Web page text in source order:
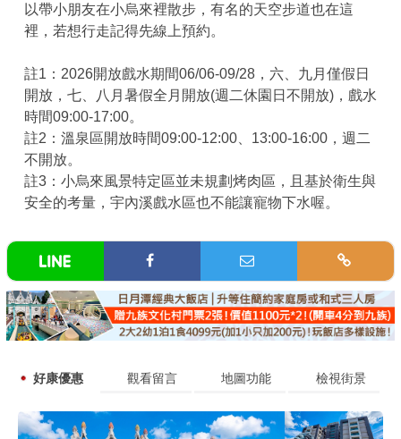
以帶小朋友在小烏來裡散步，有名的天空步道也在這
裡，若想行走記得先線上預約。
註1：2026開放戲水期間06/06-09/28，六、九月僅假日
開放，七、八月暑假全月開放(週二休園日不開放)，戲水
時間09:00-17:00。
註2：溫泉區開放時間09:00-12:00、13:00-16:00，週二
不開放。
註3：小烏來風景特定區並未規劃烤肉區，且基於衛生與
安全的考量，宇內溪戲水區也不能讓寵物下水喔。
好康優惠 觀看留言 地圖功能 檢視街景